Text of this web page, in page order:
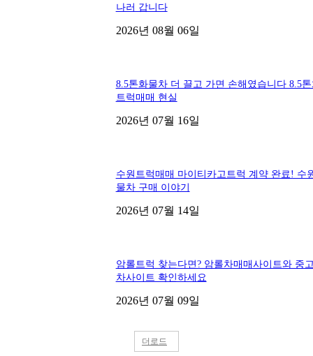
나러 갑니다
2026년 08월 06일
8.5톤화물차 더 끌고 가면 손해였습니다 8.5
트럭매매 현실
2026년 07월 16일
수원트럭매매 마이티카고트럭 계약 완료! 수
물차 구매 이야기
2026년 07월 14일
암롤트럭 찾는다면? 암롤차매매사이트와 중
차사이트 확인하세요
2026년 07월 09일
더로드